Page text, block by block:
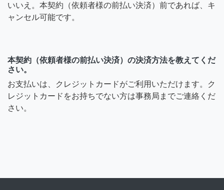
いいえ。本契約（依頼者様の前払い決済）前であれば、キ
ャンセル可能です。
本契約（依頼者様の前払い決済）の決済方法を教えてくだ
さい。
お支払いは、クレジットカードがご利用いただけます。ク
レジットカードをお持ちでない方は事務局までご連絡くだ
さい。